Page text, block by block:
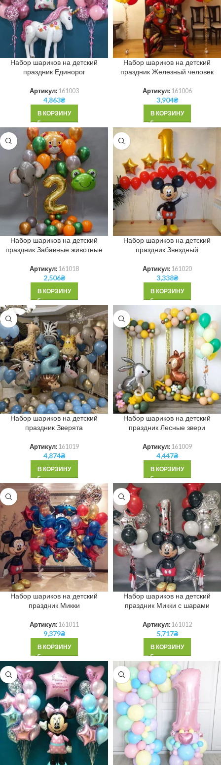
Набор шариков на детский
праздник Единорог
Артикул: 161003
4,863₴
В КОРЗИНУ
Набор шариков на детский
праздник Железный человек
Артикул: 161006
3,904₴
В КОРЗИНУ
Набор шариков на детский
праздник Забавные животные
Артикул: 161018
2,506₴
В КОРЗИНУ
Набор шариков на детский
праздник Звездный
Артикул: 161020
3,338₴
В КОРЗИНУ
Набор шариков на детский
праздник Зверята
Артикул: 161019
4,874₴
В КОРЗИНУ
Набор шариков на детский
праздник Лесные звери
Артикул: 161009
4,447₴
В КОРЗИНУ
Набор шариков на детский
праздник Микки
Артикул: 161011
9,379₴
В КОРЗИНУ
Набор шариков на детский
праздник Микки с шарами
Артикул: 161012
5,717₴
В КОРЗИНУ